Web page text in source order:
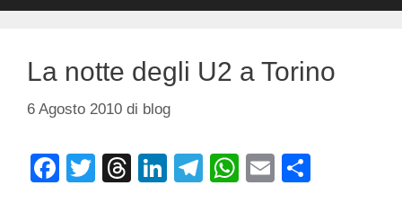
La notte degli U2 a Torino
6 Agosto 2010 di blog
F
T
T
Li
T
W E